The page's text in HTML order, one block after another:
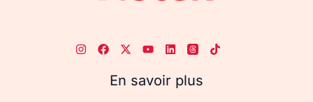
En savoir plus